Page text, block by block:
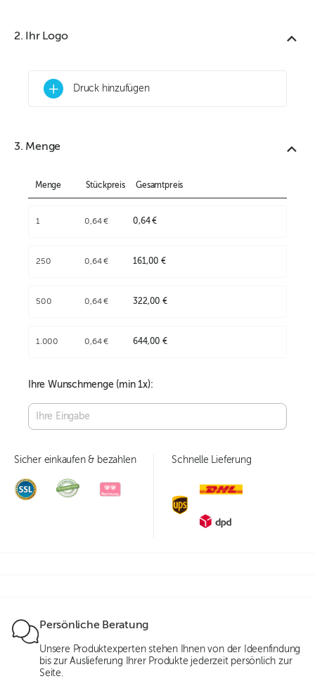
2. Ihr Logo
+ Druck hinzufügen
3. Menge
Menge Stückpreis Gesamtpreis
1 0,64 € 0,64 €
250 0,64 € 161,00 €
500 0,64 € 322,00 €
1.000 0,64 € 644,00 €
Ihre Wunschmenge (min1x):
Sicher einkaufen & bezahlen Schnelle Lieferung
Persönliche Beratung
Unsere Produktexperten stehen Ihnen von der Ideenfindung
bis zur Auslieferung Ihrer Produkte jederzeit persönlich zur
Seite.